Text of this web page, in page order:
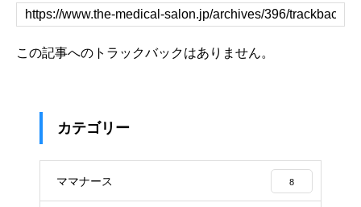
この記事へのトラックバックはありません。
カテゴリー
ママナース 8